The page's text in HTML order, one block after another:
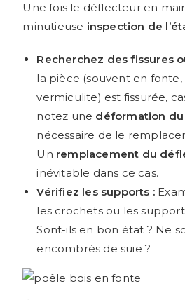
Une fois le déflecteur en
minutieuse inspection de
Recherchez des fissures
la pièce (souvent en fonte,
vermiculite) est fissurée,
notez une déformation
nécessaire de le
Un remplacement du
inévitable dans ce cas.
Vérifiez les supports :
les crochets ou les
Sont-ils en bon état ? Ne
encombrés de suie ?